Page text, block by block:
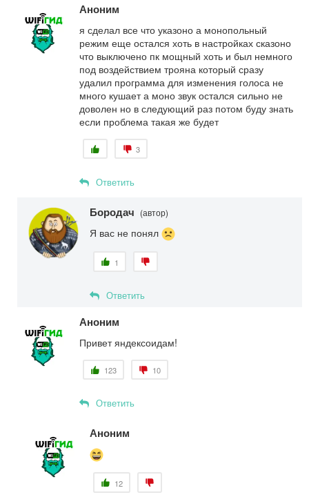
Аноним
я сделал все что указоно а монопольный
режим еще остался хоть в настройках сказоно
что выключено пк мощный хоть и был немного
под воздействием трояна который сразу
удалил программа для изменения голоса не
много кушает а моно звук остался сильно не
доволен но в следующий раз потом буду знать
если проблема такая же будет
3
Ответить
Бородач (автор)
Я вас не понял
1
Ответить
Аноним
Привет яндексоидам!
123 10
Ответить
Аноним
12